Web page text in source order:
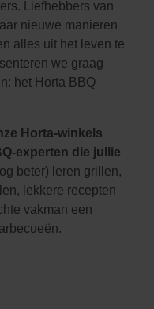
Liefhebbers van
nieuwe manieren
alles uit het leven te
we graag
het Horta BBQ
Horta-winkels
experten die jullie
beter) leren grillen,
lekkere recepten
vakman een